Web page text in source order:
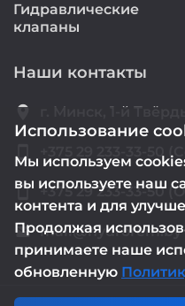
Гидравлические
клапаны
Наши контакты
location_on г. Минск, 1-й
smartphone +375 29 233-33-50
smartphone +375 29 233-33-50
email mail@hydrorem.by
Использование
Мы используем
вы используете наш
контента и для
Продолжая
принимаете наше
обновленную